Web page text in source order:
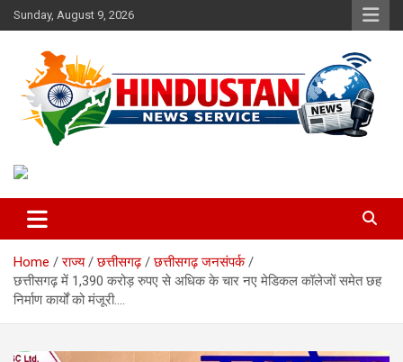
Skip
to
Sunday, August 9, 2026
Hindustan News Service
Home राज्य छत्तीसगढ़
छत्तीसगढ़ जनसंपर्क
छत्तीसगढ़ में 1,390 करोड़ रुपए से अधिक के चार नए मेडिकल कॉलेजों समेत छह
निर्माण कार्यों को मंजूरी….